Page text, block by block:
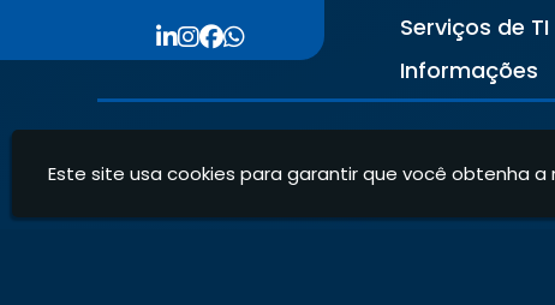
Serviços de TI
Informações
Este site usa cookies para garantir que você obtenha a